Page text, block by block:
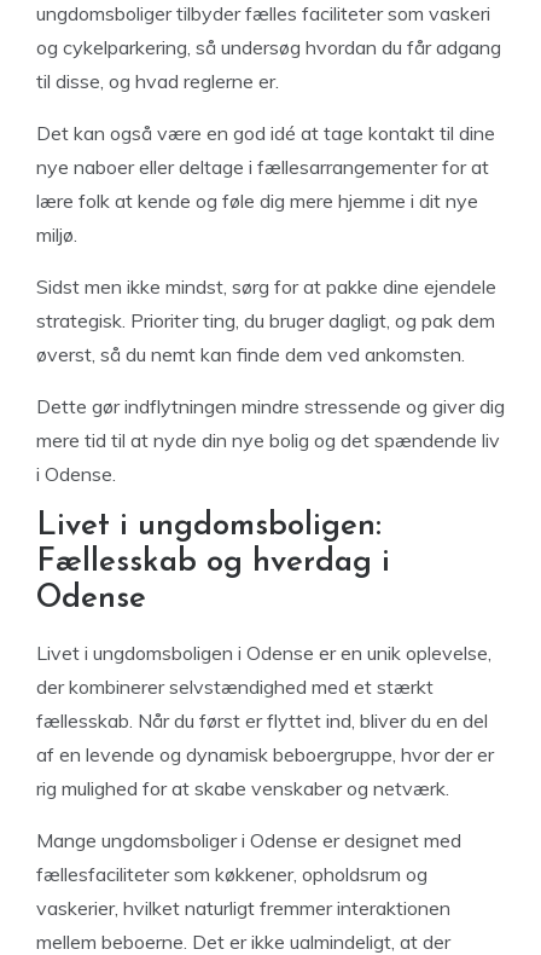
ungdomsboliger tilbyder fælles faciliteter som vaskeri
og cykelparkering, så undersøg hvordan du får adgang
til disse, og hvad reglerne er.
Det kan også være en god idé at tage kontakt til dine
nye naboer eller deltage i fællesarrangementer for at
lære folk at kende og føle dig mere hjemme i dit nye
miljø.
Sidst men ikke mindst, sørg for at pakke dine ejendele
strategisk. Prioriter ting, du bruger dagligt, og pak dem
øverst, så du nemt kan finde dem ved ankomsten.
Dette gør indflytningen mindre stressende og giver dig
mere tid til at nyde din nye bolig og det spændende liv
i Odense.
Livet i ungdomsboligen:
Fællesskab og hverdag i
Odense
Livet i ungdomsboligen i Odense er en unik oplevelse,
der kombinerer selvstændighed med et stærkt
fællesskab. Når du først er flyttet ind, bliver du en del
af en levende og dynamisk beboergruppe, hvor der er
rig mulighed for at skabe venskaber og netværk.
Mange ungdomsboliger i Odense er designet med
fællesfaciliteter som køkkener, opholdsrum og
vaskerier, hvilket naturligt fremmer interaktionen
mellem beboerne. Det er ikke ualmindeligt, at der